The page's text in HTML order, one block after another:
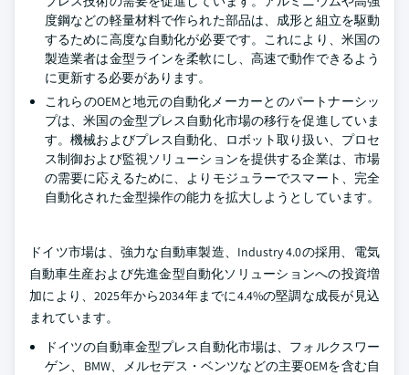
度鋼などの軽量材料で作られた部品は、成形と組立を駆動
するために高度な自動化が必要です。これにより、米国の
製造業者は金型ラインを柔軟にし、高速で動作できるよう
に更新する必要があります。
これらのOEMと地元の自動化メーカーとのパートナーシッ
プは、米国の金型プレス自動化市場の移行を促進していま
す。機械およびプレス自動化、ロボット取り扱い、プロセ
ス制御および監視ソリューションを提供する企業は、市場
の需要に応えるために、よりモジュラーでスマート、完全
自動化された金型操作の能力を拡大しようとしています。
ドイツ市場は、強力な自動車製造、Industry 4.0の採用、電気
自動車生産および先進金型自動化ソリューションへの投資増
加により、2025年から2034年までに4.4%の堅調な成長が見込
まれています。
ドイツの自動車金型プレス自動化市場は、フォルクスワー
ゲン、BMW、メルセデス・ベンツなどの主要OEMを含む自